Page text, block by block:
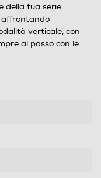
della tua serie
affrontando
verticale, con
al passo con le